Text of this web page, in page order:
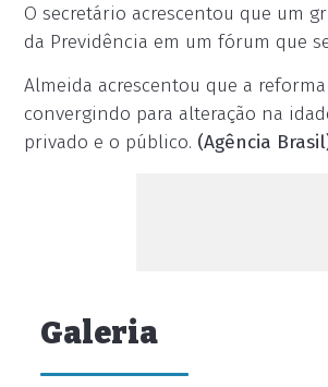
O secretário acrescentou que um
da Previdência em um fórum que
Almeida acrescentou que a
convergindo para alteração na
privado e o público. (Agência
Galeria